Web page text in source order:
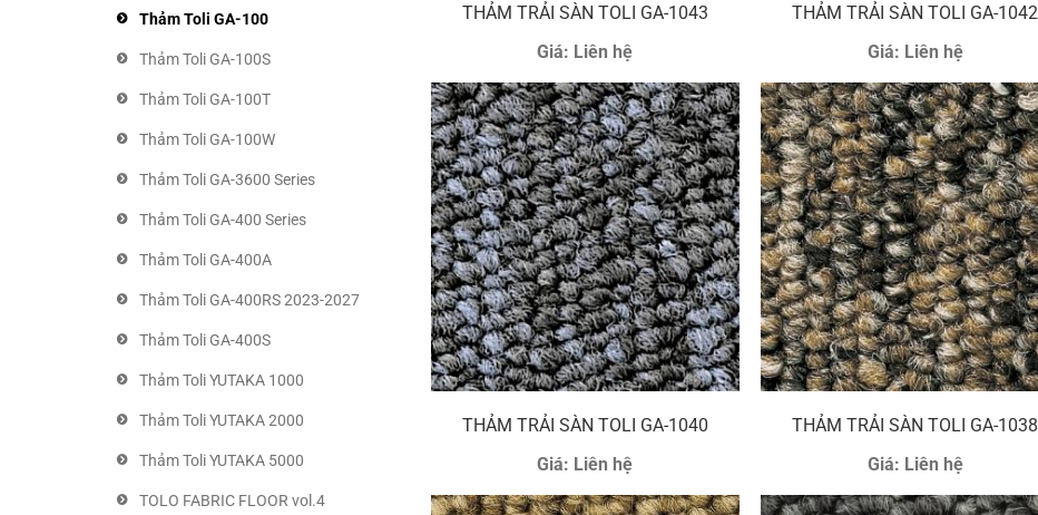
Thảm Toli GA-100
Thảm Toli GA-100S
Thảm Toli GA-100T
Thảm Toli GA-100W
Thảm Toli GA-3600 Series
Thảm Toli GA-400 Series
Thảm Toli GA-400A
Thảm Toli GA-400RS 2023-2027
Thảm Toli GA-400S
Thảm Toli YUTAKA 1000
Thảm Toli YUTAKA 2000
Thảm Toli YUTAKA 5000
TOLO FABRIC FLOOR vol.4
THẢM TRẢI SÀN TOLI GA-1043
Giá: Liên hệ
THẢM TRẢI SÀN TOLI GA-1042
Giá: Liên hệ
THẢM TRẢI SÀN TOLI GA-1040
Giá: Liên hệ
THẢM TRẢI SÀN TOLI GA-1038
Giá: Liên hệ